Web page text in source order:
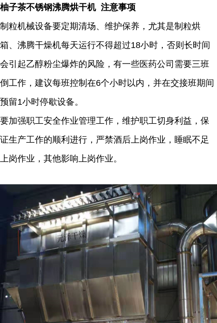
柚子茶不锈钢沸腾烘干机 注意事项
制粒机械设备要定期清场、维护保养，尤其是制粒烘
箱、沸腾干燥机每天运行不得超过18小时，否则长时间
会引起乙醇粉尘爆炸的风险，有一些医药公司需要三班
倒工作，建议每班控制在6个小时以内，并在交接班期间
预留1小时停歇设备。
要加强职工安全作业管理工作，维护职工切身利益，保
证生产工作的顺利进行，严禁酒后上岗作业，睡眠不足
上岗作业，其他影响上岗作业。